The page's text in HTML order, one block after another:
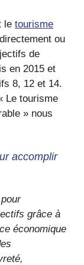
le tourisme
ou
de
en 2015 et
8, 12 et 14.
Le tourisme
» nous
accomplir
grâce à
économique